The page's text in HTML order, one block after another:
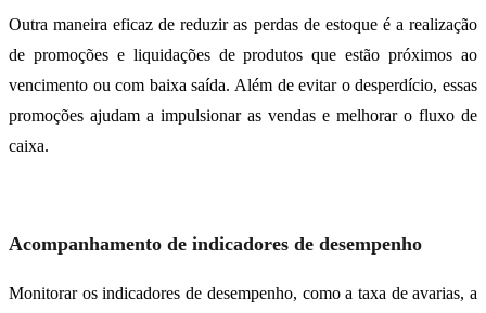
Outra maneira eficaz de reduzir as perdas de estoque é a realização
de promoções e liquidações de produtos que estão próximos ao
vencimento ou com baixa saída. Além de evitar o desperdício, essas
promoções ajudam a impulsionar as vendas e melhorar o fluxo de
caixa.
Acompanhamento de indicadores de desempenho
Monitorar os indicadores de desempenho, como a taxa de avarias, a